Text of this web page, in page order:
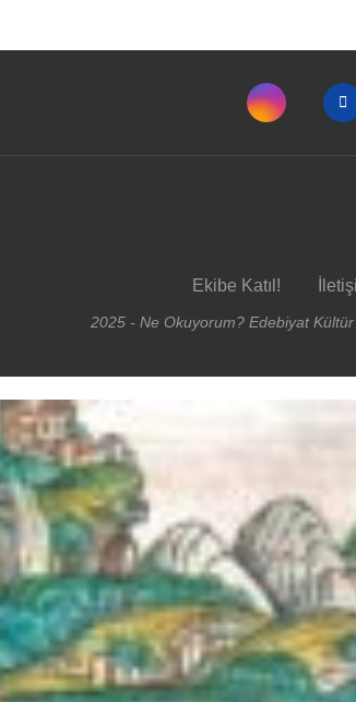
Ekibe Katıl!
2025 - Ne Okuyorum? Edebiyat Kültür